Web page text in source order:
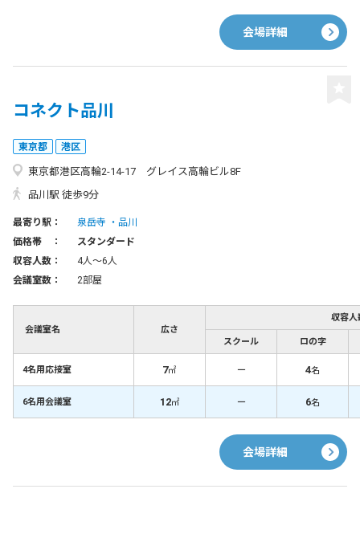
会場詳細
コネクト品川
東京都 港区
東京都港区高輪2-14-17 グレイス高輪ビル8F
品川駅 徒歩9分
最寄り駅： 泉岳寺
品川
価格帯 ：
スタンダード
収容人数：
4人〜6人
会議室数：
2部屋
会議室名 広さ
収容人
スクール ロの字
4名用応接室 7㎡ － 4名
6名用会議室 12㎡ － 6名
会場詳細